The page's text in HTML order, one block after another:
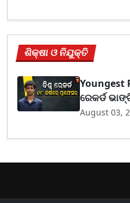
ଶିକ୍ଷା ଓ ନିଯୁକ୍ତି
Youngest
ରେକର୍ଡ
August 03,